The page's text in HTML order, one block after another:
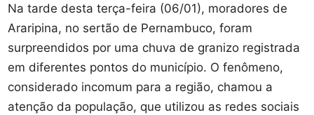
Na tarde desta terça-feira (06/01), moradores de
Araripina, no sertão de Pernambuco, foram
surpreendidos por uma chuva de granizo registrada
em diferentes pontos do município. O fenômeno,
considerado incomum para a região, chamou a
atenção da população, que utilizou as redes sociais